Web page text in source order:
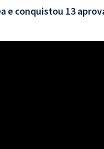
e conquistou 13